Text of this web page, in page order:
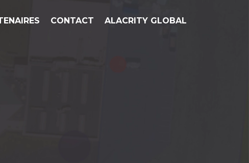
CONTACT ALACRITY GLOBAL